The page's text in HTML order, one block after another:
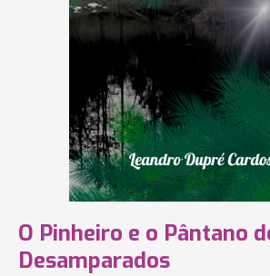
O Pinheiro e o Pântano
Desamparados